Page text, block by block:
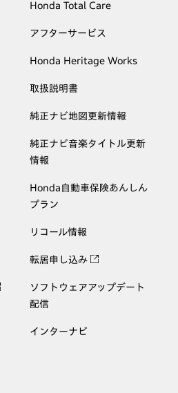
Honda Total Care
アフターサービス
Honda Heritage Works
取扱説明書
純正ナビ地図更新情報
純正ナビ音楽タイトル更新
情報
Honda自動車保険あんしん
プラン
リコール情報
転居申し込み
ソフトウェアアップデート
配信
インターナビ